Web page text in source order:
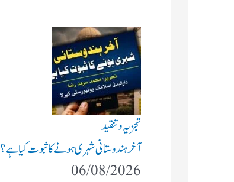
تجزیہ و تنقید
آخر ہندوستانی شہری ہونے کا ثبوت کیا ہے؟
06/08/2026